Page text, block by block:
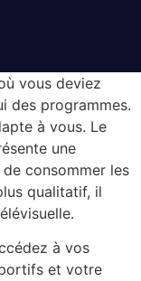
vous deviez
des programmes.
à vous. Le
une
consommer les
qualitatif, il
à vos
et votre